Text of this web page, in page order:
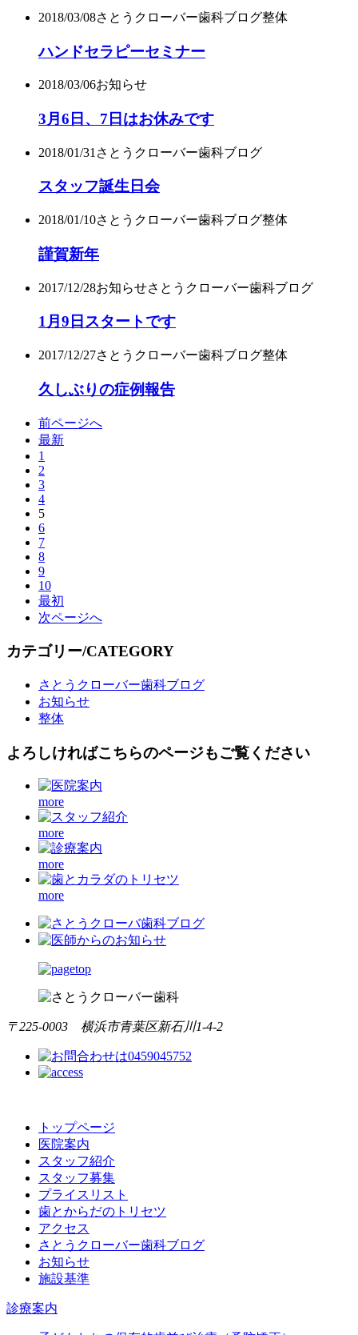
2018/03/08さとうクローバー歯科ブログ整体
ハンドセラピーセミナー
2018/03/06お知らせ
3月6日、7日はお休みです
2018/01/31 さとうクローバー歯科ブログ
スタッフ誕生日会
2018/01/10さとうクローバー歯科ブログ整体
謹賀新年
2017/12/28お知らせさとうクローバー歯科ブログ
1月9日スタートです
2017/12/27さとうクローバー歯科ブログ整体
久しぶりの症例報告
前ページへ
最新
1
2
3
4
5
6
7
8
9
10
最初
次ページへ
カテゴリー/CATEGORY
さとうクローバー歯科ブログ
お知らせ
整体
よろしければこちらのページもご覧ください
more
more
more
more
〒225-0003 横浜市青葉区新石川1-4-2
トップページ
医院案内
スタッフ紹介
スタッフ募集
プライスリスト
歯とからだのトリセツ
アクセス
さとうクローバー歯科ブログ
お知らせ
施設基準
診療案内